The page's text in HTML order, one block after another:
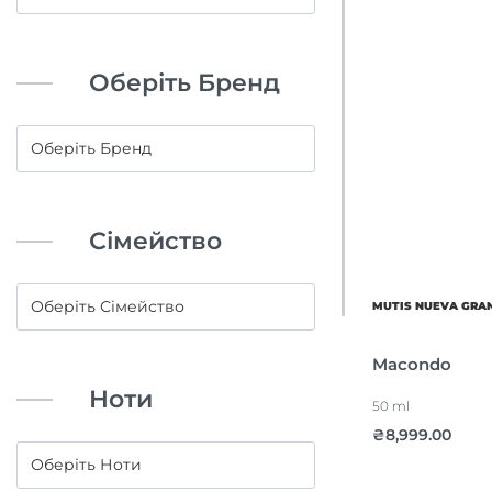
Оберіть Бренд
Сімейство
Ноти
MUTIS NUEVA
Macondo
50 ml
₴8,999.00